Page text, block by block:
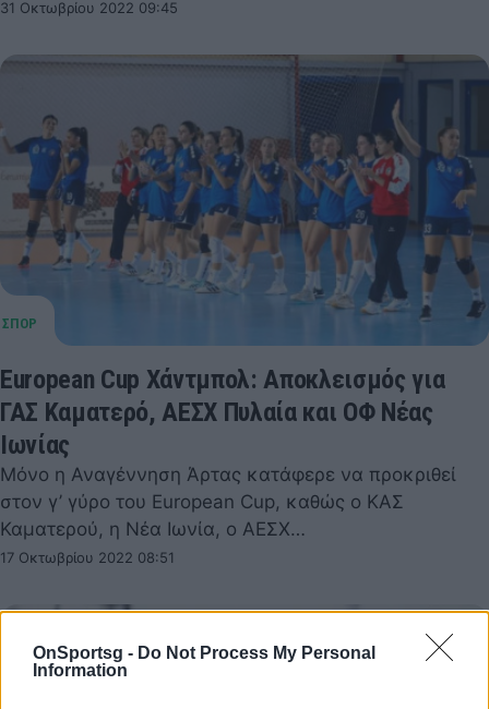
OnSportsg - Do Not Process My Personal
Information
31 Οκτωβρίου 2022 09:45
European Cup Χάντμπολ: Αποκλεισμός για
ΓΑΣ Καματερό, ΑΕΣΧ Πυλαία και ΟΦ Νέας
Ιωνίας
Μόνο η Αναγέννηση Άρτας κατάφερε να προκριθεί
στον γ’ γύρο του European Cup, καθώς ο ΚΑΣ
Καματερού, η Νέα Ιωνία, ο ΑΕΣΧ…
17 Οκτωβρίου 2022 08:51